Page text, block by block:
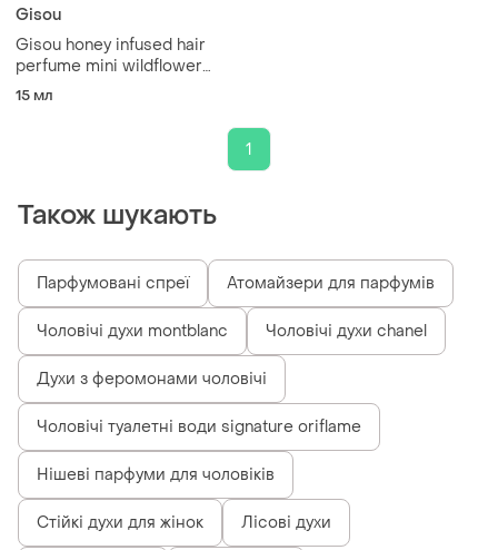
Gisou
Gisou honey infused hair
perfume mini wildflower
honey парфуми для волосся
15 мл
1
Також шукають
Парфумовані спреї Атомайзери для парфумів
Чоловічі духи montblanc Чоловічі духи chanel
Духи з феромонами чоловічі
Чоловічі туалетні води signature oriflame
Нішеві парфуми для чоловіків
Стійкі духи для жінок Лісові духи